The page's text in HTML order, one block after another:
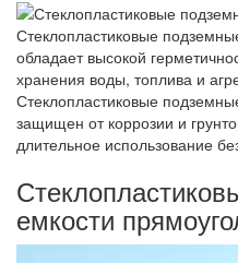
Стеклопластиковые
обладает высокой
хранения воды, топлива и
Стеклопластиковые
защищен от коррозии и
длительное использование
емкости